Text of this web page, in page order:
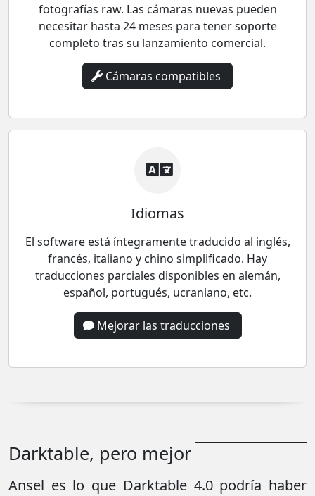
fotografías raw. Las cámaras nuevas pueden
necesitar hasta 24 meses para tener soporte
completo tras su lanzamiento comercial.
Cámaras compatibles
Idiomas
El software está íntegramente traducido al inglés,
francés, italiano y chino simplificado. Hay
traducciones parciales disponibles en alemán,
español, portugués, ucraniano, etc.
Mejorar las traducciones
Darktable, pero mejor
Ansel es lo que Darktable 4.0 podría haber